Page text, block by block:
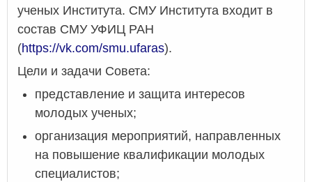
ученых Института. СМУ Института входит в
состав СМУ УФИЦ РАН
(https://vk.com/smu.ufaras).
Цели и задачи Совета:
представление и защита интересов
молодых ученых;
организация мероприятий, направленных
на повышение квалификации молодых
специалистов;